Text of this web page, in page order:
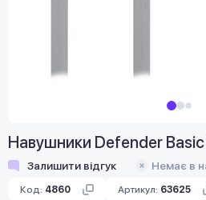
Навушники Defender
Залишити відгук Немає в
Код: 4860 Артикул: 63625